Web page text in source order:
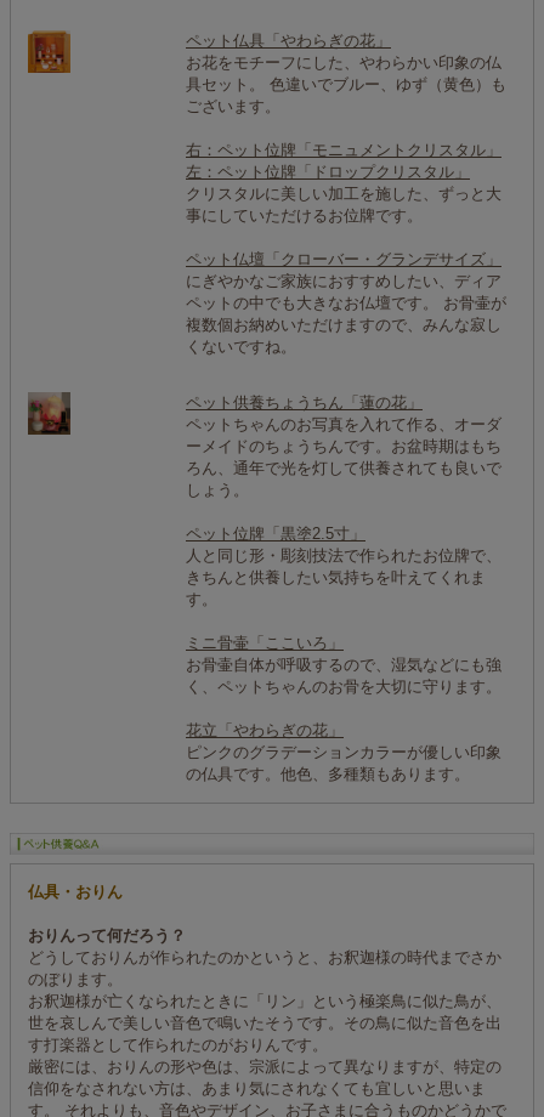
ペット仏具「やわらぎの花」
お花をモチーフにした、やわらかい印象の仏
具セット。 色違いでブルー、ゆず（黄色）も
ございます。
右：ペット位牌「モニュメントクリスタル」
左：ペット位牌「ドロップクリスタル」
クリスタルに美しい加工を施した、ずっと大
事にしていただけるお位牌です。
ペット仏壇「クローバー・グランデサイズ」
にぎやかなご家族におすすめしたい、ディア
ペットの中でも大きなお仏壇です。 お骨壷が
複数個お納めいただけますので、みんな寂し
くないですね。
ペット供養ちょうちん「蓮の花」
ペットちゃんのお写真を入れて作る、オーダ
ーメイドのちょうちんです。お盆時期はもち
ろん、通年で光を灯して供養されても良いで
しょう。
ペット位牌「黒塗2.5寸」
人と同じ形・彫刻技法で作られたお位牌で、
きちんと供養したい気持ちを叶えてくれま
す。
ミニ骨壷「ここいろ」
お骨壷自体が呼吸するので、湿気などにも強
く、ペットちゃんのお骨を大切に守ります。
花立「やわらぎの花」
ピンクのグラデーションカラーが優しい印象
の仏具です。他色、多種類もあります。
仏具・おりん
おりんって何だろう？
どうしておりんが作られたのかというと、お釈迦様の時代までさか
のぼります。
お釈迦様が亡くなられたときに「リン」という極楽鳥に似た鳥が、
世を哀しんで美しい音色で鳴いたそうです。その鳥に似た音色を出
す打楽器として作られたのがおりんです。
厳密には、おりんの形や色は、宗派によって異なりますが、特定の
信仰をなされない方は、あまり気にされなくても宜しいと思いま
す。 それよりも、音色やデザイン、お子さまに合うものかどうかで